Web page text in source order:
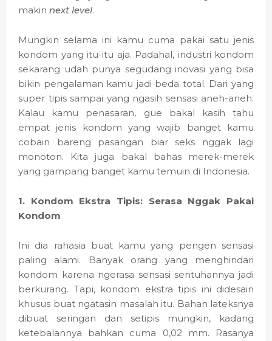
makin next level.
Mungkin selama ini kamu cuma pakai satu jenis
kondom yang itu-itu aja. Padahal, industri kondom
sekarang udah punya segudang inovasi yang bisa
bikin pengalaman kamu jadi beda total. Dari yang
super tipis sampai yang ngasih sensasi aneh-aneh.
Kalau kamu penasaran, gue bakal kasih tahu
empat jenis kondom yang wajib banget kamu
cobain bareng pasangan biar seks nggak lagi
monoton. Kita juga bakal bahas merek-merek
yang gampang banget kamu temuin di Indonesia.
1. Kondom Ekstra Tipis: Serasa Nggak Pakai
Kondom
Ini dia rahasia buat kamu yang pengen sensasi
paling alami. Banyak orang yang menghindari
kondom karena ngerasa sensasi sentuhannya jadi
berkurang. Tapi, kondom ekstra tipis ini didesain
khusus buat ngatasin masalah itu. Bahan lateksnya
dibuat seringan dan setipis mungkin, kadang
ketebalannya bahkan cuma 0,02 mm. Rasanya